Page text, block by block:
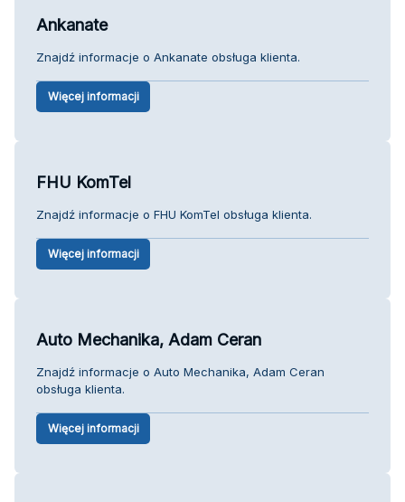
Ankanate
Znajdź informacje o Ankanate obsługa klienta.
Więcej informacji
FHU KomTel
Znajdź informacje o FHU KomTel obsługa klienta.
Więcej informacji
Auto Mechanika, Adam Ceran
Znajdź informacje o Auto Mechanika, Adam Ceran
obsługa klienta.
Więcej informacji